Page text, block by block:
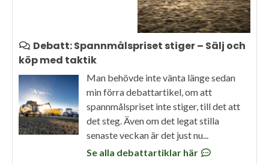
Debatt: Spannmålspriset stiger – Sälj och
köp med taktik
Man behövde inte vänta länge sedan
min förra debattartikel, om att
spannmålspriset inte stiger, till det att
det steg. Även om det legat stilla
senaste veckan är det just nu...
Se alla debattartiklar här